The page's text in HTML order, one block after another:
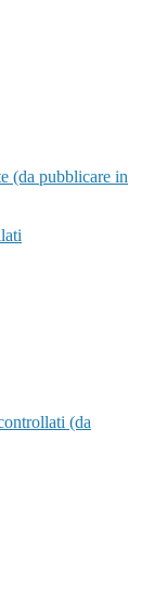
(da pubblicare in
(da